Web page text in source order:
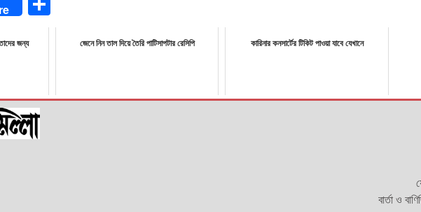
জন্য
জেনে নিন তাল দিয়ে তৈরি পাটিসাপটার রেসিপি কারিনার কনসার্টের টিকিট পাওয়া যাবে যেখানে
বার্তা ও